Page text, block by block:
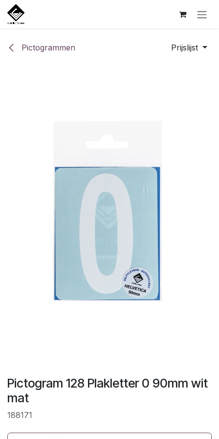
Overslaan naar inhoud
Pictogrammen Prijslijst
Pictogram 128 Plakletter 0 90mm wit
mat
188171